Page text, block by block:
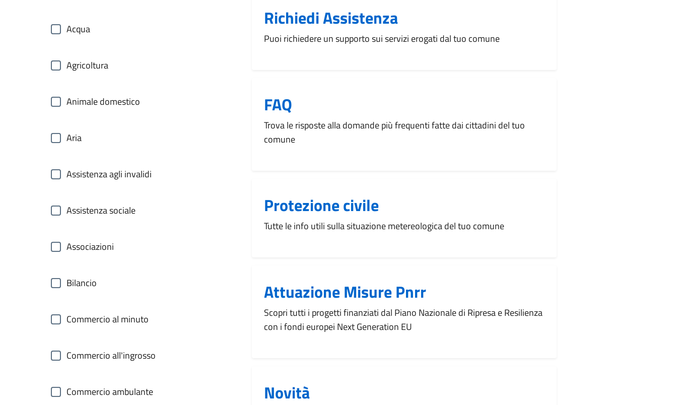
Acqua
Agricoltura
Animale domestico
Aria
Assistenza agli invalidi
Assistenza sociale
Associazioni
Bilancio
Commercio al minuto
Commercio all'ingrosso
Commercio ambulante
Richiedi Assistenza
Puoi richiedere un supporto sui servizi erogati dal tuo comune
FAQ
Trova le risposte alla domande più frequenti fatte dai cittadini del tuo
comune
Protezione civile
Tutte le info utili sulla situazione metereologica del tuo comune
Attuazione Misure Pnrr
Scopri tutti i progetti finanziati dal Piano Nazionale di Ripresa e Resilienza
con i fondi europei Next Generation EU
Novità